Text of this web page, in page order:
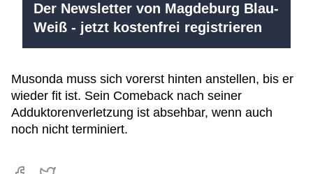
Der Newsletter von Magdeburg Blau-
Weiß - jetzt kostenfrei registrieren
Musonda muss sich vorerst hinten anstellen, bis er
wieder fit ist. Sein Comeback nach seiner
Adduktorenverletzung ist absehbar, wenn auch
noch nicht terminiert.